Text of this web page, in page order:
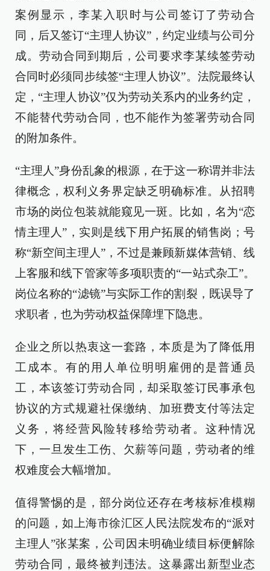
案例显示，李某入职时与公司签订了劳动合
同，后又签订“主理人协议”，约定业绩与公司分
成。劳动合同到期后，公司要求李某续签劳动
合同时必须同步续签“主理人协议”。法院最终认
定，“主理人协议”仅为劳动关系内的业务约定，
不能替代劳动合同，也不能作为签署劳动合同
的附加条件。
“主理人”身份乱象的根源，在于这一称谓并非法
律概念，权利义务界定缺乏明确标准。从招聘
市场的岗位包装就能窥见一斑。比如，名为“恋
情主理人”，实则是线下用户拓展的销售岗；号
称“新空间主理人”，不过是兼顾新媒体营销、线
上客服和线下管家等多项职责的“一站式杂工”。
岗位名称的“滤镜”与实际工作的割裂，既误导了
求职者，也为劳动权益保障埋下隐患。
企业之所以热衷这一套路，本质是为了降低用
工成本。有的用人单位明明雇佣的是普通员
工，本该签订劳动合同，却采取签订民事承包
协议的方式规避社保缴纳、加班费支付等法定
义务，将经营风险转移给劳动者。这种情况
下，一旦发生工伤、欠薪等问题，劳动者的维
权难度会大幅增加。
值得警惕的是，部分岗位还存在考核标准模糊
的问题，如上海市徐汇区人民法院发布的“派对
主理人”张某案，公司因未明确业绩目标便解除
劳动合同，最终被判违法。这暴露出新型业态